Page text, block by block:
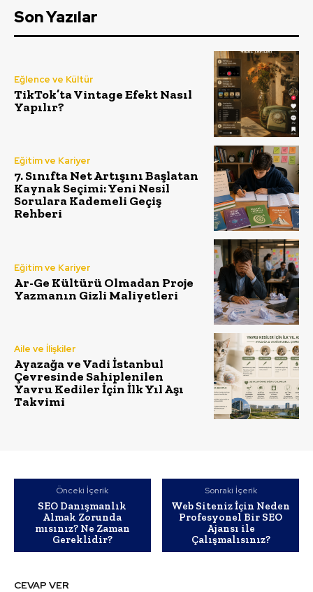
Son Yazılar
Eğlence ve Kültür
TikTok’ta Vintage Efekt Nasıl
Yapılır?
Eğitim ve Kariyer
7. Sınıfta Net Artışını Başlatan
Kaynak Seçimi: Yeni Nesil
Sorulara Kademeli Geçiş
Rehberi
Eğitim ve Kariyer
Ar-Ge Kültürü Olmadan Proje
Yazmanın Gizli Maliyetleri
Aile ve İlişkiler
Ayazağa ve Vadi İstanbul
Çevresinde Sahiplenilen
Yavru Kediler İçin İlk Yıl Aşı
Takvimi
Önceki İçerik
SEO Danışmanlık
Almak Zorunda
mısınız? Ne Zaman
Gereklidir?
Sonraki İçerik
Web Siteniz İçin Neden
Profesyonel Bir SEO
Ajansı ile
Çalışmalısınız?
CEVAP VER